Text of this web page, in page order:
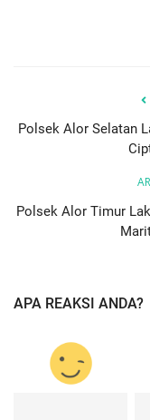
Polsek Alor Selatan
Polsek Alor Timur
APA REAKSI ANDA?